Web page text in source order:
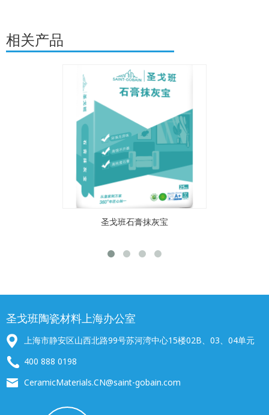
相关产品
圣戈班石膏抹灰宝
圣戈班陶瓷材料上海办公室
上海市静安区山西北路99号苏河湾中心15楼02B、03、04单元
400 888 0198
CeramicMaterials.CN@saint-gobain.com